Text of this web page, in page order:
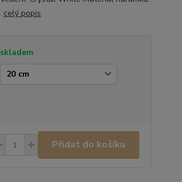
celý popis
skladem
Přidat do košíku